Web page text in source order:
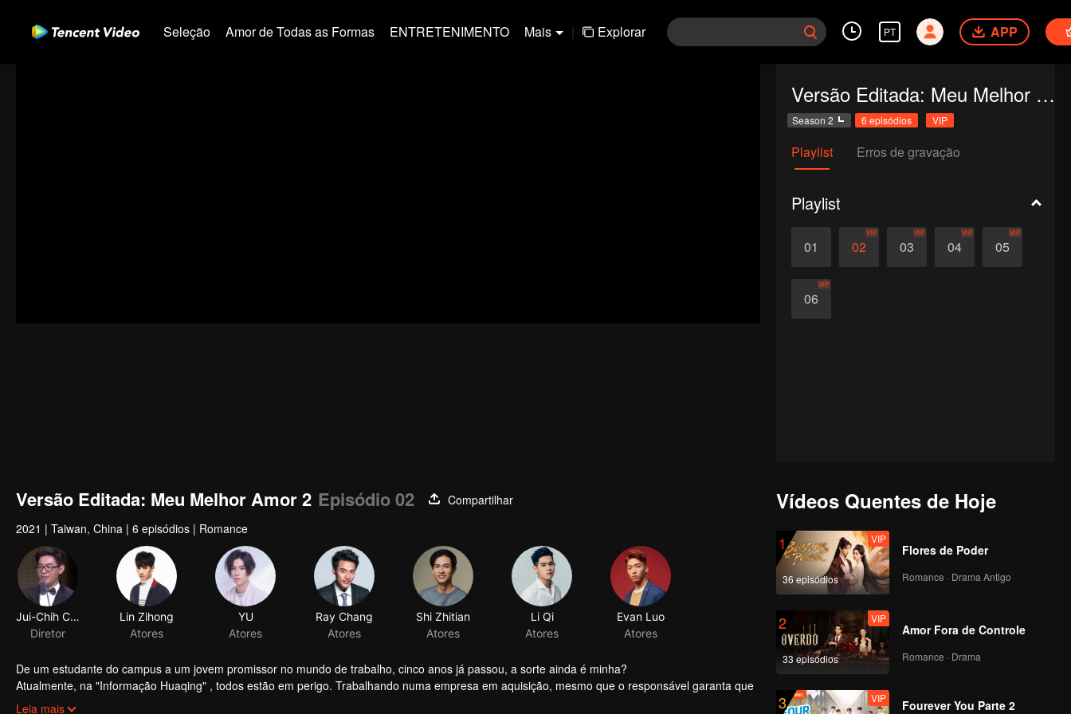
Seleção Amor de Todas as Formas ENTRETENIMENTO Mais | Explorar PT APP
Versão Editada: Meu Melhor Amor 2
Season 2 6 episódios VIP
Playlist Erros de gravação
Playlist
01 02
VIP
03
VIP
04
VIP
05
VIP
06
VIP
Versão Editada: Meu Melhor Amor 2 Episódio 02
Compartilhar
2021 | Taiwan, China | 6 episódios | Romance
Jui-Chih Chiang
Diretor
Lin Zihong
Atores
YU
Atores
Ray Chang
Atores
Shi Zhitian
Atores
Li Qi
Atores
Evan Luo
Atores
De um estudante do campus a um jovem promissor no mundo de trabalho, cinco anos já passou, a sorte ainda é minha?
Atualmente, na "Informação Huaqing" , todos estão em perigo. Trabalhando numa empresa em aquisição, mesmo que o responsável garanta que
o adquirente não vai fazer ajustamentos facilmente nos recursos humanos, é difícil garantir que ninguém seja demitido. Perante a situação, quem
Leia mais
Vídeos Quentes de Hoje
1
36 episódios
VIP
Flores de Poder
Romance · Drama Antigo
2
33 episódios
VIP
Amor Fora de Controle
Romance · Drama
3 VIP
Fourever You Parte 2